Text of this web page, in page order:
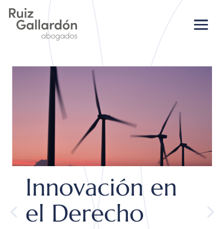
Innovación en
el Derecho